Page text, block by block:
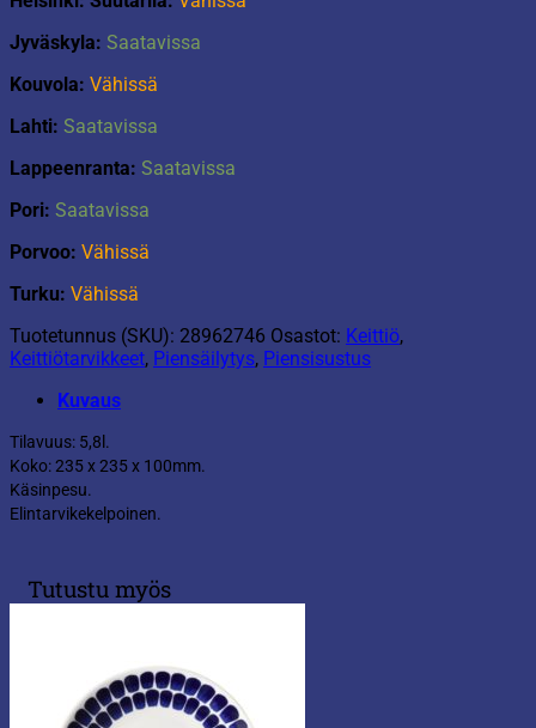
Jyväskyla: Saatavissa
Kouvola: Vähissä
Lahti: Saatavissa
Lappeenranta: Saatavissa
Pori: Saatavissa
Porvoo: Vähissä
Turku: Vähissä
Tuotetunnus (SKU): 28962746 Osastot: Keittiö,
Keittiötarvikkeet, Piensäilytys, Piensisustus
Kuvaus
Tilavuus: 5,8l.
Koko: 235 x 235 x 100mm.
Käsinpesu.
Elintarvikekelpoinen.
Tutustu myös